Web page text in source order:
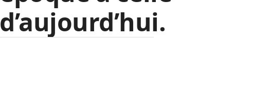
d’aujourd’hui.